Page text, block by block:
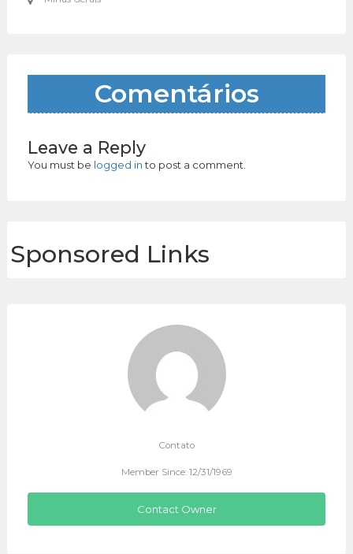
Comentários
Leave a Reply
You must be logged into post a comment.
Sponsored Links
Contato
Member Since: 12/31/1969
Contact Owner